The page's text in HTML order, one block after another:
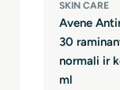
SKIN CARE
Avene
30
normali ir
ml